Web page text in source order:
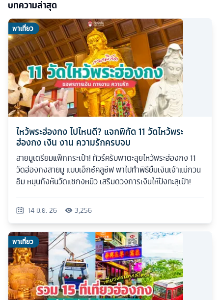
บทความล่าสุด
พาเที่ยว
ไหว้พระฮ่องกง ไปไหนดี? แจกพิกัด 11 วัดไหว้พระ
ฮ่องกง เงิน งาน ความรักครบจบ
สายมูเตรียมแพ็กกระเป๋า! ทัวร์ครับพาตะลุยไหว้พระฮ่องกง 11
วัดฮ่องกงสายมู แบบเอ็กซ์คลูซีฟ พาไปทำพิธียืมเงินเจ้าแม่กวน
อิม หมุนกังหันวัดแชกงหมิว เสริมดวงการเงินให้ปังทะลุเป้า!
14 มิ.ย. 26 3,256
พาเที่ยว